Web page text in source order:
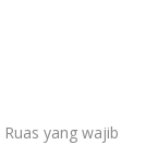
Ruas yang wajib